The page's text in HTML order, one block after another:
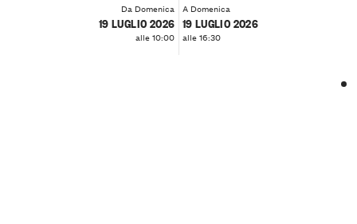
Da Domenica
19 LUGLIO 2026
alle 10:00
A Domenica
19 LUGLIO 2026
alle 16:30